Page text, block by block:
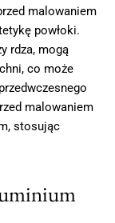
malowaniem
powłoki.
rdza, mogą
co może
malowaniem
stosując